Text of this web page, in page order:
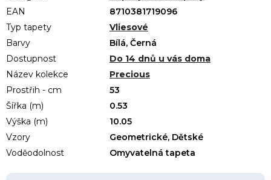
EAN
8710381719096
Typ tapety
Vliesové
Barvy
Bílá, Černá
Dostupnost
Do 14 dnů u vás doma
Název kolekce
Precious
Prostřih - cm
53
Šířka (m)
0.53
Výška (m)
10.05
Vzory
Geometrické, Dětské
Voděodolnost
Omyvatelná tapeta